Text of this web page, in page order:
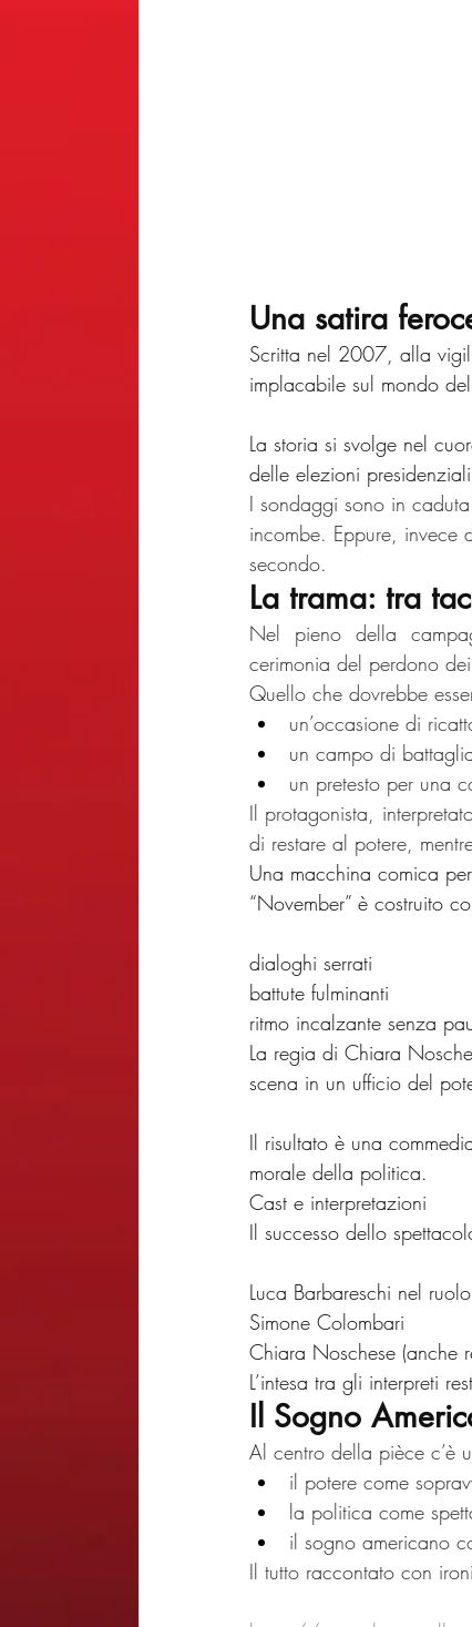
Una satira
Scritta nel 2007, alla
implacabile sul mondo
La storia si svolge nel
delle elezioni
I sondaggi sono in
incombe. Eppure, invece
secondo.
La trama: tra
Nel pieno della
cerimonia del perdono
Quello che dovrebbe
un’occasione di
un campo di
un pretesto per una
Il protagonista,
di restare al potere,
Una macchina comica
“November” è costruito
dialoghi serrati
battute fulminanti
ritmo incalzante senza
La regia di Chiara
scena in un ufficio del
Il risultato è una
morale della politica.
Cast e interpretazioni
Il successo dello
Luca Barbareschi nel
Simone Colombari
Chiara Noschese (anche
L’intesa tra gli interpreti
Il Sogno
Al centro della pièce c’è
il potere come
la politica come
il sogno americano
Il tutto raccontato con